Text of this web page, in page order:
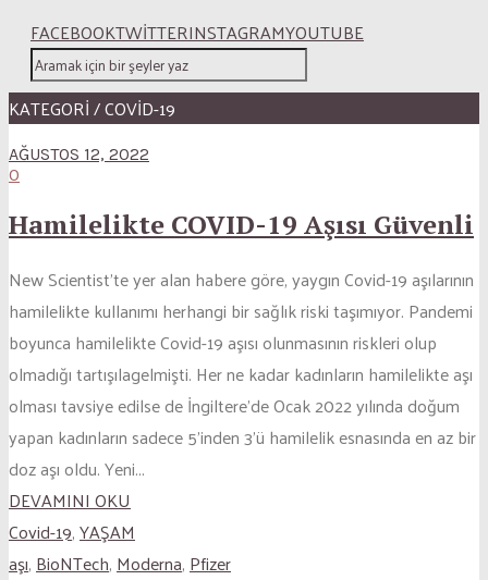
FACEBOOKTWITTERINSTAGRAMYOUTUBE
KATEGORI / COVID-19
AĞUSTOS 12, 2022
0
Hamilelikte COVID-19 Aşısı Güvenli
New Scientist’te yer alan habere göre, yaygın Covid-19 aşılarının
hamilelikte kullanımı herhangi bir sağlık riski taşımıyor. Pandemi
boyunca hamilelikte Covid-19 aşısı olunmasının riskleri olup
olmadığı tartışılagelmişti. Her ne kadar kadınların hamilelikte aşı
olması tavsiye edilse de İngiltere’de Ocak 2022 yılında doğum
yapan kadınların sadece 5’inden 3’ü hamilelik esnasında en az bir
doz aşı oldu. Yeni...
DEVAMINI OKU
Covid-19,YAŞAM
aşı,BioNTech,Moderna,Pfizer